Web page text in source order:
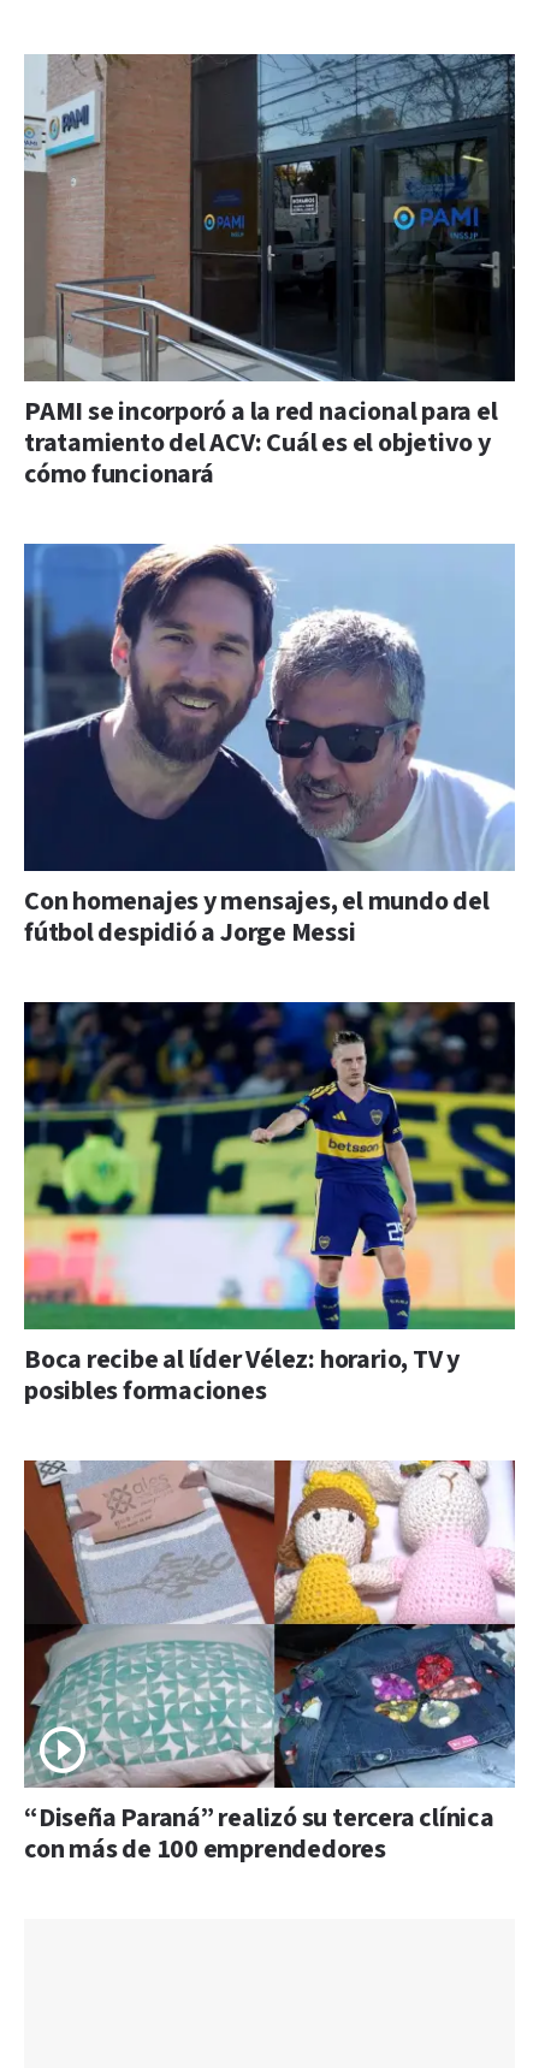
PAMI se incorporó a la red nacional para el
tratamiento del ACV: Cuál es el objetivo y
cómo funcionará
Con homenajes y mensajes, el mundo del
fútbol despidió a Jorge Messi
Boca recibe al líder Vélez: horario, TV y
posibles formaciones
“Diseña Paraná” realizó su tercera clínica
con más de 100 emprendedores